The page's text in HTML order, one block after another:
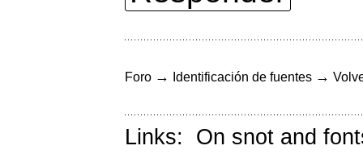
Foro → Identificación de fuentes →
Links: On snot and